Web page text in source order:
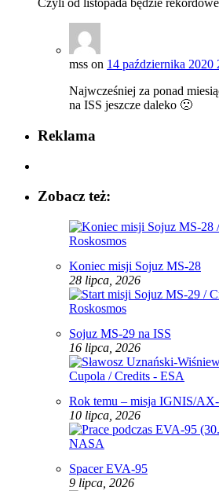
Czyli od listopada będzie
mss on 14 października 2020
Najwcześniej za ponad
na ISS jeszcze daleko 🙁
Reklama
Zobacz też:
Koniec misji Sojuz MS-28
28 lipca, 2026
Sojuz MS-29 na ISS
16 lipca, 2026
Rok temu – misja IGNIS/
10 lipca, 2026
Spacer EVA-95
9 lipca, 2026